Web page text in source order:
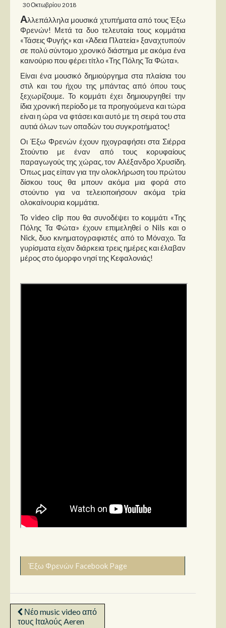
Σειρές
Ταινίες
Βιβλία
Video News
Καλλιτέχνες
Μουσικοί
Διάφοροι
Εκτός Συνόρων
Νέα
Στήλες
Polls
Small Talk
Blog
30 Οκτωβρίου 2018
Αλλεπάλληλα μουσικά χτυπήματα από τους Έξω
Φρενών! Μετά τα δυο τελευταία τους κομμάτια
«Τάσεις Φυγής» και «Άδεια Πλατεία» ξαναχτυπούν
σε πολύ σύντομο χρονικό διάστημα με ακόμα ένα
καινούριο που φέρει τίτλο «Της Πόλης Τα Φώτα».
Είναι ένα μουσικό δημιούργημα στα πλαίσια του
στιλ και του ήχου της μπάντας από όπου τους
ξεχωρίζουμε. Το κομμάτι έχει δημιουργηθεί την
ίδια χρονική περίοδο με τα προηγούμενα και τώρα
είναι η ώρα να φτάσει και αυτό με τη σειρά του στα
αυτιά όλων των οπαδών του συγκροτήματος!
Οι Έξω Φρενών έχουν ηχογραφήσει στα Σιέρρα
Στούντιο με έναν από τους κορυφαίους
παραγωγούς της χώρας, τον Αλέξανδρο Χρυσίδη.
Όπως μας είπαν για την ολοκλήρωση του πρώτου
δίσκου τους θα μπουν ακόμα μια φορά στο
στούντιο για να τελειοποιήσουν ακόμα τρία
ολοκαίνουρια κομμάτια.
Το video clip που θα συνοδέψει το κομμάτι «Της
Πόλης Τα Φώτα» έχουν επιμεληθεί o Nils και ο
Nick, δυο κινηματογραφιστές από το Μόναχο. Τα
γυρίσματα είχαν διάρκεια τρεις ημέρες και έλαβαν
μέρος στο όμορφο νησί της Κεφαλονιάς!
Έξω Φρενών Facebook Page
Νέο music video από
τους Ιταλούς Aeren